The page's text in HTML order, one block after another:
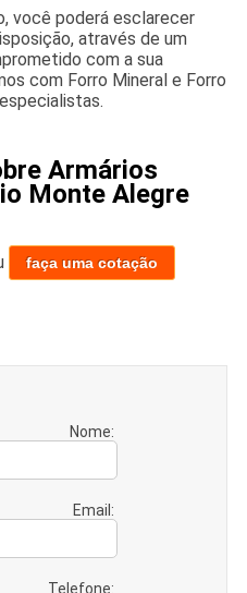
você poderá esclarecer
através de um
com a sua
com Forro Mineral e Forro
Armários
Monte Alegre
faça uma cotação
Nome:
Email:
Telefone: